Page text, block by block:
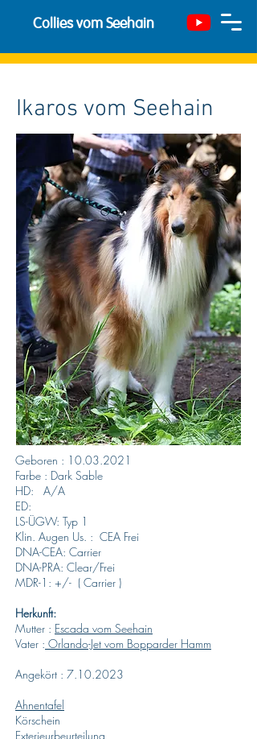
Collies vom Seehain
Ikaros vom Seehain
Geboren : 10.03.2021
Farbe : Dark Sable
HD: A/A
ED:
LS-ÜGW: Typ 1
Klin. Augen Us. : CEA Frei
DNA-CEA: Carrier
DNA-PRA: Clear/Frei
MDR-1: +/- ( Carrier )
Herkunft:
Mutter : Escada vom Seehain
Vater : Orlando-Jet vom Bopparder Hamm
Angekört : 7.10.2023
Ahnentafel
Körschein
Exterieurbeurteilung